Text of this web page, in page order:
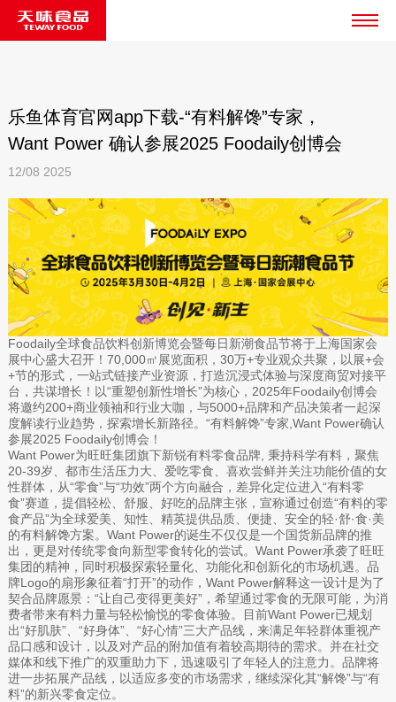
乐鱼体育官网app下载-“有料解馋”专家，
Want Power 确认参展2025 Foodaily创博会
12/08 2025
Foodaily全球食品饮料创新博览会暨每日新潮食品节将于上海国家会
展中心盛大召开！70,000㎡展览面积，30万+专业观众共聚，以展+会
+节的形式，一站式链接产业资源，打造沉浸式体验与深度商贸对接平
台，共谋增长！以“重塑创新性增长”为核心，2025年Foodaily创博会
将邀约200+商业领袖和行业大咖，与5000+品牌和产品决策者一起深
度解读行业趋势，探索增长新路径。“有料解馋”专家,Want Power确认
参展2025 Foodaily创博会！
Want Power为旺旺集团旗下新锐有料零食品牌, 秉持科学有料，聚焦
20-39岁、都市生活压力大、爱吃零食、喜欢尝鲜并关注功能价值的女
性群体，从“零食”与“功效”两个方向融合，差异化定位进入“有料零
食”赛道，提倡轻松、舒服、好吃的品牌主张，宣称通过创造“有料的零
食产品”为全球爱美、知性、精英提供品质、便捷、安全的轻·舒·食·美
的有料解馋方案。Want Power的诞生不仅仅是一个国货新品牌的推
出，更是对传统零食向新型零食转化的尝试。Want Power承袭了旺旺
集团的精神，同时积极探索轻量化、功能化和创新化的市场机遇。品
牌Logo的扇形象征着“打开”的动作，Want Power解释这一设计是为了
契合品牌愿景：“让自己变得更美好”，希望通过零食的无限可能，为消
费者带来有料力量与轻松愉悦的零食体验。目前Want Power已规划
出“好肌肤”、“好身体”、“好心情”三大产品线，来满足年轻群体重视产
品口感和设计，以及对产品的附加值有着较高期待的需求。并在社交
媒体和线下推广的双重助力下，迅速吸引了年轻人的注意力。品牌将
进一步拓展产品线，以适应多变的市场需求，继续深化其“解馋”与“有
料”的新兴零食定位。